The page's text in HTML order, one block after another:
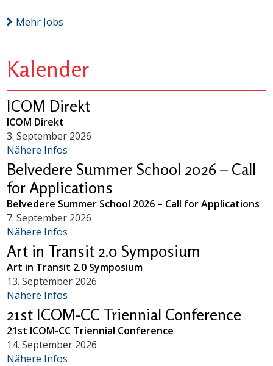
Mehr Jobs
Kalender
ICOM Direkt
ICOM Direkt
3. September 2026
Nähere Infos
Belvedere Summer School 2026 – Call
for Applications
Belvedere Summer School 2026 – Call for Applications
7. September 2026
Nähere Infos
Art in Transit 2.0 Symposium
Art in Transit 2.0 Symposium
13. September 2026
Nähere Infos
21st ICOM-CC Triennial Conference
21st ICOM-CC Triennial Conference
14. September 2026
Nähere Infos